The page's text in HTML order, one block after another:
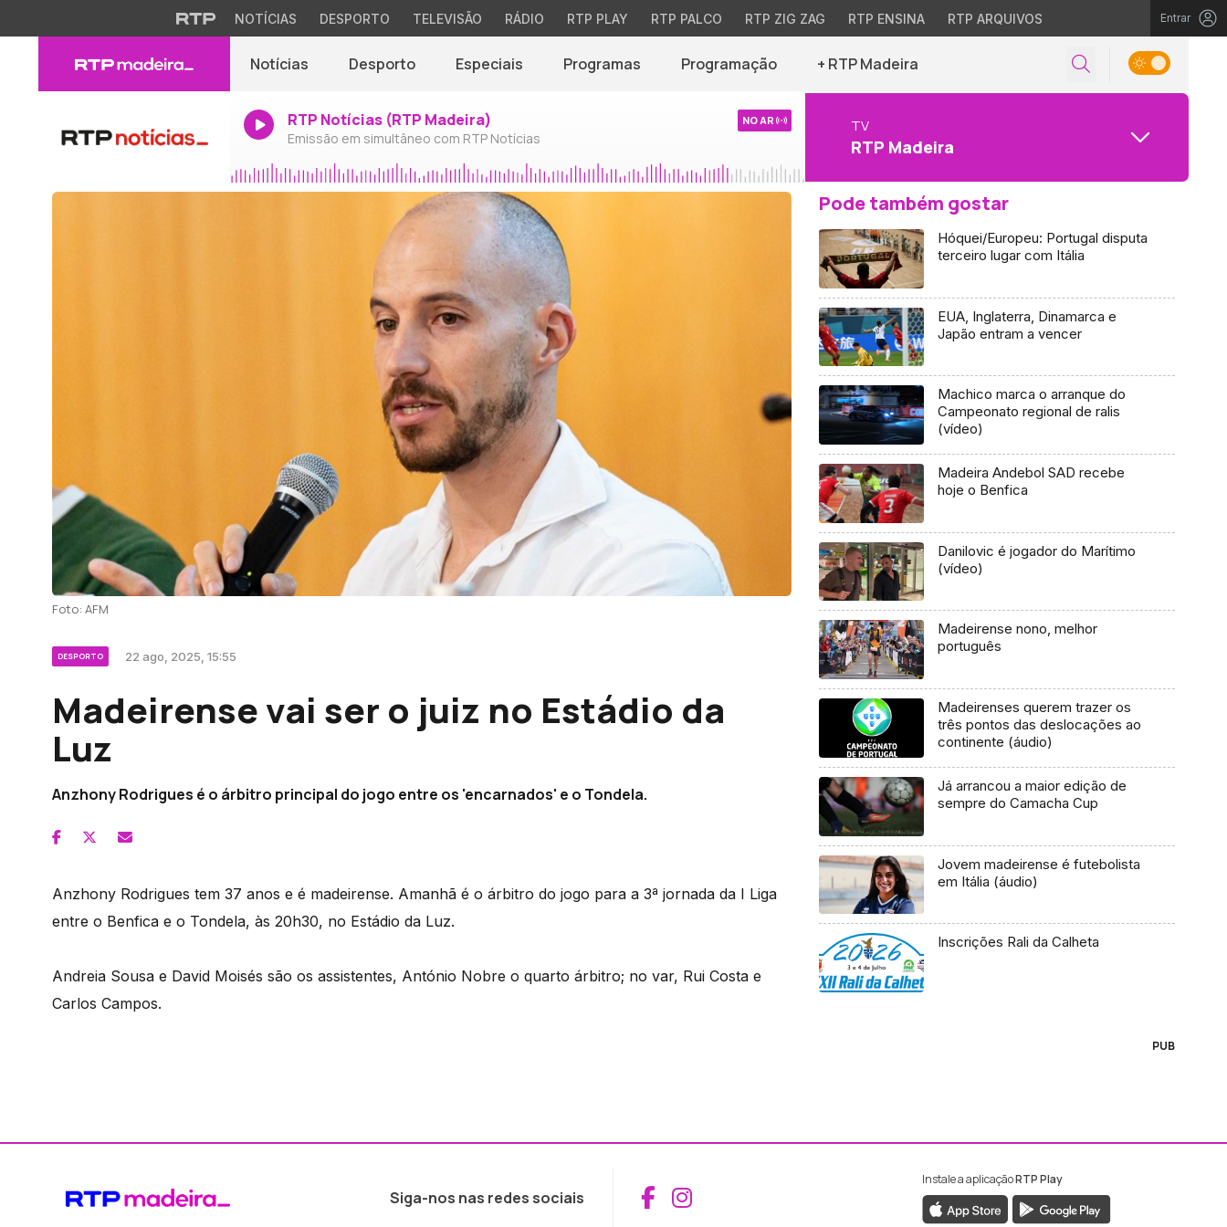
NOTÍCIAS DESPORTO TELEVISÃO RÁDIO RTP PLAY RTP PALCO RTP ZIG ZAG RTP ENSINA RTP ARQUIVOS Entrar
Notícias Desporto Especiais Programas Programação + RTP Madeira
RTP Notícias (RTP Madeira)
Emissão em simultâneo com RTP Notícias
NO AR TV
RTP Madeira
Foto: AFM
DESPORTO 22 ago, 2025, 15:55
Madeirense vai ser o juiz no Estádio da
Luz
Anzhony Rodrigues é o árbitro principal do jogo entre os 'encarnados' e o Tondela.
Anzhony Rodrigues tem 37 anos e é madeirense. Amanhã é o árbitro do jogo para a 3ª jornada da I Liga
entre o Benfica e o Tondela, às 20h30, no Estádio da Luz.
Andreia Sousa e David Moisés são os assistentes, António Nobre o quarto árbitro; no var, Rui Costa e
Carlos Campos.
Pode também gostar
Hóquei/Europeu: Portugal disputa
terceiro lugar com Itália
EUA, Inglaterra, Dinamarca e
Japão entram a vencer
Machico marca o arranque do
Campeonato regional de ralis
(vídeo)
Madeira Andebol SAD recebe
hoje o Benfica
Danilovic é jogador do Marítimo
(vídeo)
Madeirense nono, melhor
português
Madeirenses querem trazer os
três pontos das deslocações ao
continente (áudio)
Já arrancou a maior edição de
sempre do Camacha Cup
Jovem madeirense é futebolista
em Itália (áudio)
Inscrições Rali da Calheta
PUB
Siga-nos nas redes sociais Aceder ao Facebook da RTP Madeira
Aceder ao Instagram da RTP Madeira
Instale a aplicaçãoRTP Play